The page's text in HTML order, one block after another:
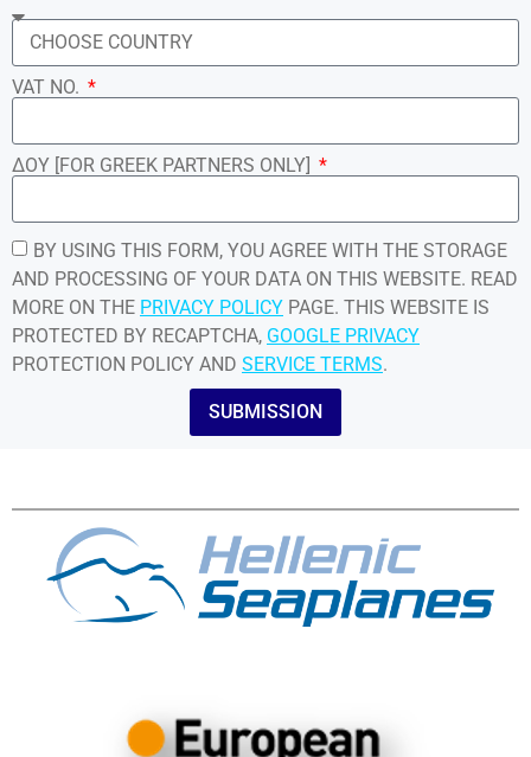
VAT NO.
ΔΟΥ [FOR GREEK PARTNERS ONLY]
BY USING THIS FORM, YOU AGREE WITH THE STORAGE
AND PROCESSING OF YOUR DATA ON THIS WEBSITE. READ
MORE ON THE PRIVACY POLICY PAGE. THIS WEBSITE IS
PROTECTED BY RECAPTCHA, GOOGLE PRIVACY
PROTECTION POLICY AND SERVICE TERMS.
SUBMISSION